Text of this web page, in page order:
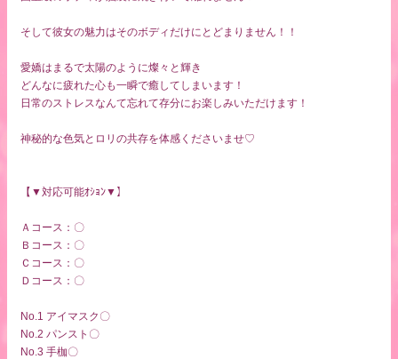
そして彼女の魅力はそのボディだけにとどまりません！！
愛嬌はまるで太陽のように燦々と輝き
どんなに疲れた心も一瞬で癒してしまいます！
日常のストレスなんて忘れて存分にお楽しみいただけます！
神秘的な色気とロリの共存を体感くださいませ♡
【▼対応可能ｵｼｮﾝ▼】
Ａコース：〇
Ｂコース：〇
Ｃコース：〇
Ｄコース：〇
No.1 アイマスク〇
No.2 パンスト〇
No.3 手枷〇